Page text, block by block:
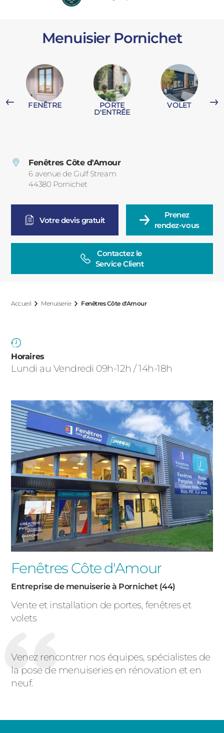
Menuisier Pornichet
FENÊTRE PORTE
D'ENTRÉE
VOLET
Fenêtres Côte d'Amour
6 avenue de Gulf Stream
44380 Pornichet
Votre devis gratuit
Prenez
rendez-vous
Contactez le
Service Client
Accueil Menuiserie Fenêtres Côte d'Amour
Horaires
Lundi au Vendredi 09h-12h / 14h-18h
Fenêtres Côte d'Amour
Entreprise de menuiserie à Pornichet (44)
Vente et installation de portes, fenêtres et
volets
Venez rencontrer nos équipes, spécialistes de
la pose de menuiseries en rénovation et en
neuf.
PVC
CARPORTS
CLÔTURES